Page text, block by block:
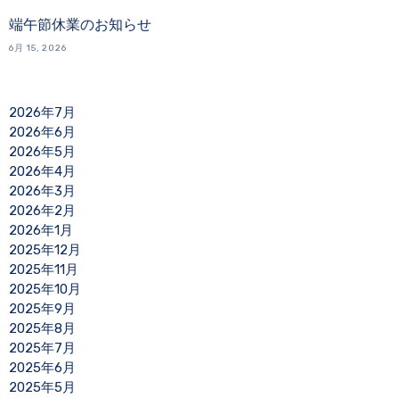
端午節休業のお知らせ
6月 15, 2026
2026年7月
2026年6月
2026年5月
2026年4月
2026年3月
2026年2月
2026年1月
2025年12月
2025年11月
2025年10月
2025年9月
2025年8月
2025年7月
2025年6月
2025年5月